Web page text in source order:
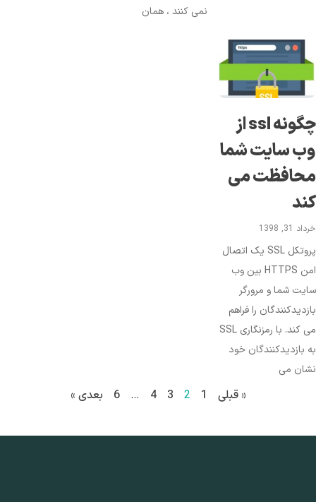
نمی کنند ، همان
چگونه ssl از
سایت شما
می
31, 1398
پروتکل SSL یک اتصال
امن HTTPS بین وب
شما و مرورگر
را فراهم
می کند. با رمزنگاری SSL
بازدیدکنندگان خود
می
« قبلی 2
3
4
…
6 بعدی »